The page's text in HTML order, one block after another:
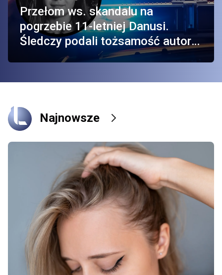
Przełom ws. skandalu na
pogrzebie 11-letniej Danusi.
Śledczy podali tożsamość autora
dezinformacji
Najnowsze